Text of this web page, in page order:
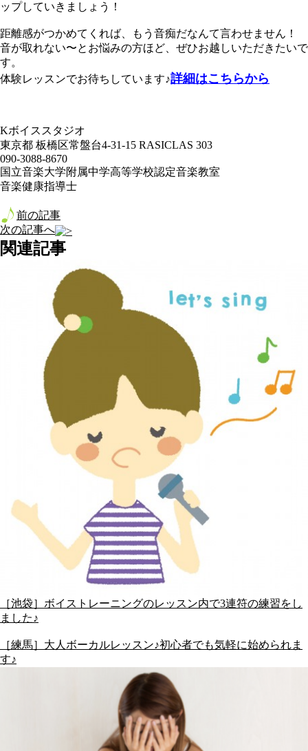
ップしていきましょう！
距離感がつかめてくれば、もう音痴だなんて言わせません！
音が取れない〜とお悩みの方ほど、ぜひお越しいただきたいで
す。
体験レッスンでお待ちしています♪詳細はこちらから
Kボイススタジオ
東京都 板橋区常盤台4-31-15 RASICLAS 303
090-3088-8670
国立音楽大学附属中学高等学校認定音楽教室
音楽健康指導士
前の記事
次の記事へ
関連記事
［池袋］ボイストレーニングのレッスン内で3連符の練習をし
ました♪
［練馬］大人ボーカルレッスン♪初心者でも気軽に始められま
す♪